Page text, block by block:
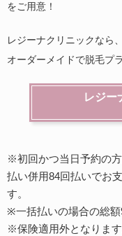
をご用意！
レジーナクリニックなら
オーダーメイドで脱毛プ
レジー
※初回かつ当日予約の
払い併用84回払いでお
す。
※一括払いの場合の総額
※保険適用外となります